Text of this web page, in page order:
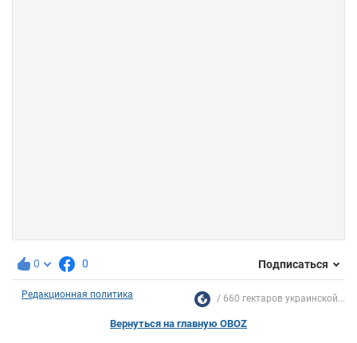
0 0 Подписаться
Редакционная политика 660 гектаров украинской...
Вернуться на главную OBOZ